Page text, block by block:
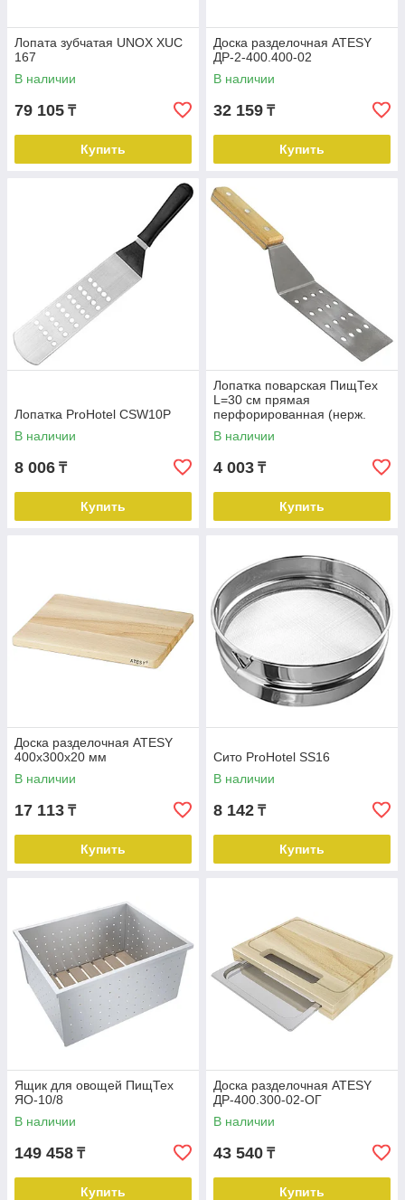
Лопата зубчатая UNOX XUC
167
В наличии
79 105 ₸
Купить
Доска разделочная ATESY
ДР-2-400.400-02
В наличии
32 159 ₸
Купить
Лопатка ProHotel CSW10P
В наличии
8 006 ₸
Купить
Лопатка поварская ПищТех
L=30 см прямая
перфорированная (нерж.
сталь с деревянной
рукояткой)
В наличии
4 003 ₸
Купить
Доска разделочная ATESY
400х300х20 мм
В наличии
17 113 ₸
Купить
Сито ProHotel SS16
В наличии
8 142 ₸
Купить
Ящик для овощей ПищТех
ЯО-10/8
В наличии
149 458 ₸
Купить
Доска разделочная ATESY
ДР-400.300-02-ОГ
В наличии
43 540 ₸
Купить